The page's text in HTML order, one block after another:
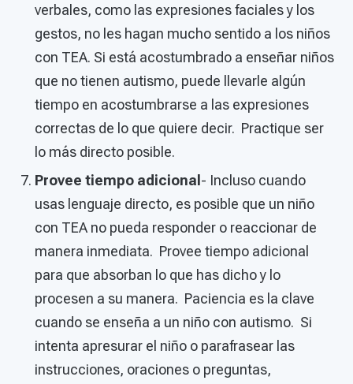
verbales, como las expresiones faciales y los
gestos, no les hagan mucho sentido a los niños
con TEA. Si está acostumbrado a enseñar niños
que no tienen autismo, puede llevarle algún
tiempo en acostumbrarse a las expresiones
correctas de lo que quiere decir. Practique ser
lo más directo posible.
Provee tiempo adicional - Incluso cuando
usas lenguaje directo, es posible que un niño
con TEA no pueda responder o reaccionar de
manera inmediata. Provee tiempo adicional
para que absorban lo que has dicho y lo
procesen a su manera. Paciencia es la clave
cuando se enseña a un niño con autismo. Si
intenta apresurar el niño o parafrasear las
instrucciones, oraciones o preguntas,